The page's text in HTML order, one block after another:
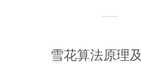
雪花算法原理